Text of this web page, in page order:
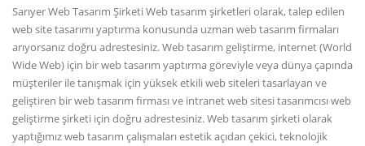
Sarıyer Web Tasarım Şirketi Web tasarım şirketleri olarak, talep edilen
web site tasarımı yaptırma konusunda uzman web tasarım firmaları
arıyorsanız doğru adrestesiniz. Web tasarım geliştirme, internet (World
Wide Web) için bir web tasarım yaptırma göreviyle veya dünya çapında
müşteriler ile tanışmak için yüksek etkili web siteleri tasarlayan ve
geliştiren bir web tasarım firması ve intranet web sitesi tasarımcısı web
geliştirme şirketi için doğru adrestesiniz. Web tasarım şirketi olarak
yaptığımız web tasarım çalışmaları estetik açıdan çekici, teknolojik